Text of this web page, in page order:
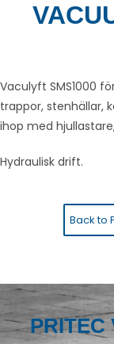
Vaculyft SMS1000
trappor, stenhällar,
ihop med
Hydraulisk drift.
Back to
PRITEC